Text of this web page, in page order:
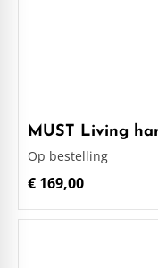
MUST Living
Op bestelling
€ 169,00